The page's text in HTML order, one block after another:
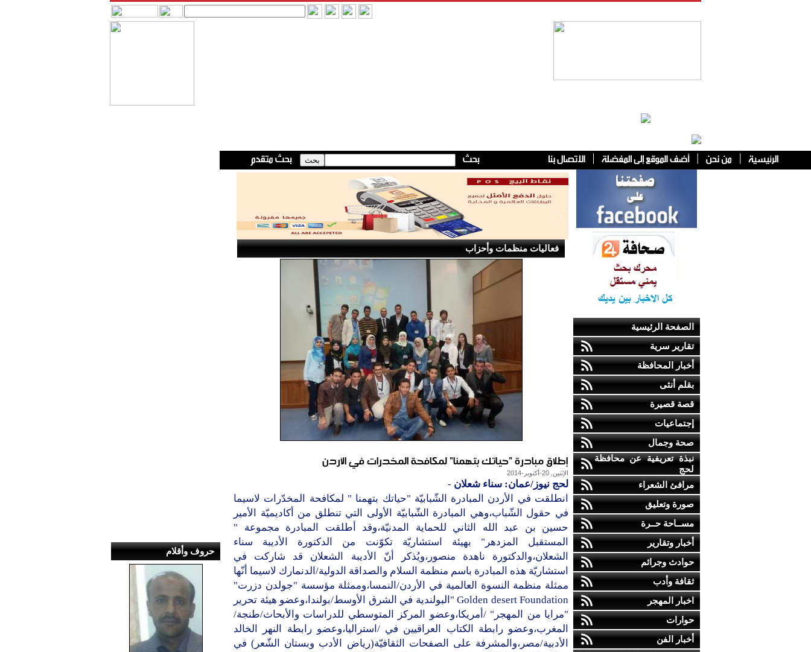
الصفحة الرئيسية
تقارير سرية
أخبار المحافظة
بقلم أنثى
قصة قصيرة
إجتماعيات
صحة وجمال
نبذة تعريفية عن محافظة
لحج
مرافئ الشعراء
صورة وتعليق
مســاحة حــرة
أخبار وتقارير
حوادث وجرائم
ثقافة وأدب
اخبار المهجر
حوارات
أخبار الفن
فعاليات منظمات وأحزاب
إطلاق مبادرة "حياتك بتهمنا" لمكافحة المخدرات في الأردن
الإثنين, 20-أكتوبر-2014
لحج نيوز/عمان: سناء شعلان -
انطلقت في الأردن المبادرة الشّبابيّة "حياتك بتهمنا " لمكافحة المخدّرات لاسيما
في حقول الشّباب،وهي المبادرة الشّبابيّة الأولى التي تنطلق من أكاديميّة الأمير
حسين بن عبد الله الثاني للحماية المدنيّة،وقد أطلقت المبادرة مجموعة "
المستقبل المزدهر" بهيئة استشاريّة تكوّنت من الدكتورة الأديبة سناء
الشعلان،والدكتورة ناهدة منصور،ويُذكر أنّ الأديبة الشعلان قد شاركت في
استشاريّة هذه المبادرة باسم منظمة السلام والصداقة الدولية/الدنمارك لاسيما أنّها
ممثلة منظمة النسوة العالمية في الأردن/النمسا،وممثلة مؤسسة "جولدن دزرت"
Golden desert Foundation "البولندية في الشرق الأوسط/بولندا،وعضو هيئة تحرير
"مرايا من المهجر" /أمريكا،وعضو المركز المتوسطي للدراسات والأبحاث/طنجة/
المغرب،وعضو رابطة الكتاب العراقيين في /استراليا،وعضو رابطة النهر الخالد
الأدبية/مصر،والمشرفة على الصفحات الثقافيّة(رياض الأدب وبستان الشّعر) في
حروف وأقلام